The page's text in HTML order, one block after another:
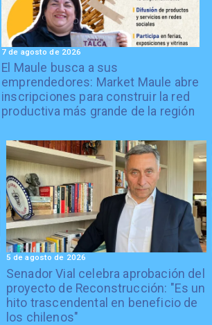
El Maule busca a sus
emprendedores: Market Maule abre
inscripciones para construir la red
productiva más grande de la región
7 de agosto de 2026
Senador Vial celebra aprobación del
proyecto de Reconstrucción: "Es un
hito trascendental en beneficio de
los chilenos"
5 de agosto de 2026